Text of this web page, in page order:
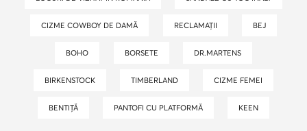
CIZME COWBOY DE DAMĂ RECLAMAȚII BEJ
BOHO BORSETE DR.MARTENS
BIRKENSTOCK TIMBERLAND CIZME FEMEI
BENTIȚĂ PANTOFI CU PLATFORMĂ KEEN